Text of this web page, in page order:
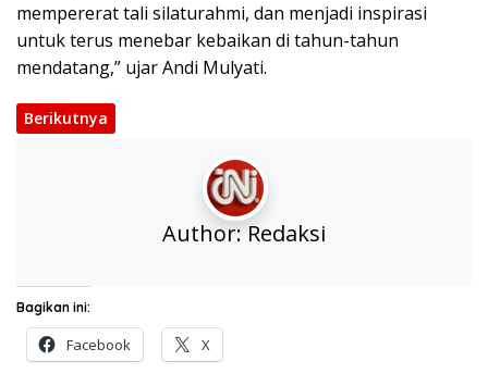
mempererat tali silaturahmi, dan menjadi inspirasi
untuk terus menebar kebaikan di tahun-tahun
mendatang,” ujar Andi Mulyati.
Berikutnya
Author: Redaksi
Bagikan ini:
Facebook X